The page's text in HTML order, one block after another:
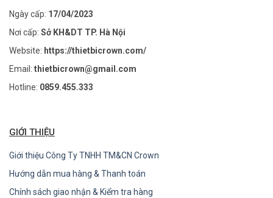
Ngày cấp: 17/04/2023
Nơi cấp: Sở KH&DT TP. Hà Nội
Website: https://thietbicrown.com/
Email: thietbicrown@gmail.com
Hotline: 0859.455.333
GIỚI THIỆU
Giới thiệu Công Ty TNHH TM&CN Crown
Hướng dẫn mua hàng & Thanh toán
Chính sách giao nhận & Kiểm tra hàng